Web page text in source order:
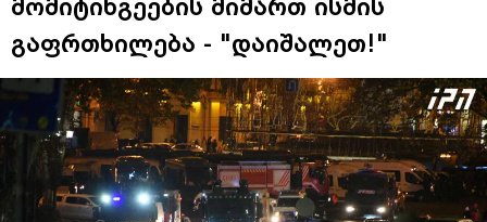
მომიტინგეების მიმართ ისმის
გაფრთხილება - "დაიშალეთ!"